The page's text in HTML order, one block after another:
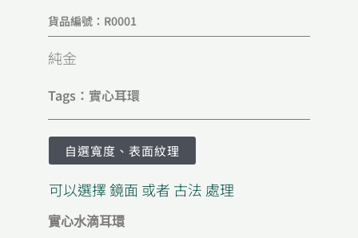
貨品編號：R0001
純金
Tags： 實心耳環
自選寬度、表面紋理
可以選擇 鏡面 或者 古法 處理
實心水滴耳環